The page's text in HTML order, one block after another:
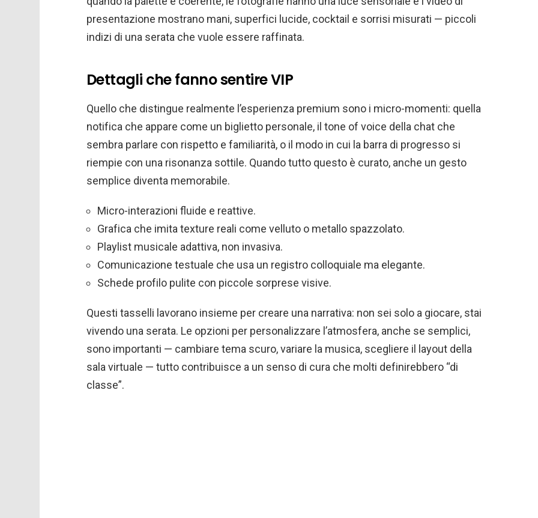
presentazione mostrano mani, superfici lucide, cocktail e sorrisi misurati — piccoli
indizi di una serata che vuole essere raffinata.
Dettagli che fanno sentire VIP
Quello che distingue realmente l’esperienza premium sono i micro-momenti: quella
notifica che appare come un biglietto personale, il tone of voice della chat che
sembra parlare con rispetto e familiarità, o il modo in cui la barra di progresso si
riempie con una risonanza sottile. Quando tutto questo è curato, anche un gesto
semplice diventa memorabile.
Micro-interazioni fluide e reattive.
Grafica che imita texture reali come velluto o metallo spazzolato.
Playlist musicale adattiva, non invasiva.
Comunicazione testuale che usa un registro colloquiale ma elegante.
Schede profilo pulite con piccole sorprese visive.
Questi tasselli lavorano insieme per creare una narrativa: non sei solo a giocare, stai
vivendo una serata. Le opzioni per personalizzare l’atmosfera, anche se semplici,
sono importanti — cambiare tema scuro, variare la musica, scegliere il layout della
sala virtuale — tutto contribuisce a un senso di cura che molti definirebbero “di
classe”.